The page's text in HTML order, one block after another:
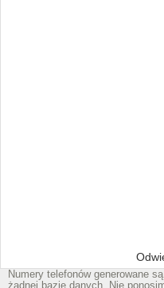
Numery telefonów generowane
żadnej bazie danych. Nie